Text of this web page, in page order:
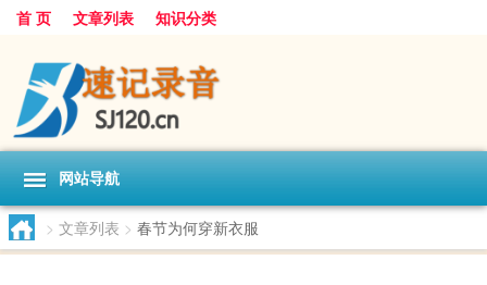
首 页 文章列表 知识分类
网站导航
> 文章列表 > 春节为何穿新衣服